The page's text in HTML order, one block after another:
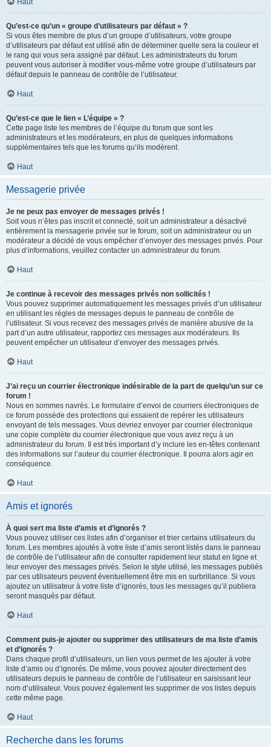
Haut
Qu’est-ce qu’un « groupe d’utilisateurs par défaut » ?
Si vous êtes membre de plus d’un groupe d’utilisateurs, votre groupe
d’utilisateurs par défaut est utilisé afin de déterminer quelle sera la couleur et
le rang qui vous sera assigné par défaut. Les administrateurs du forum
peuvent vous autoriser à modifier vous-même votre groupe d’utilisateurs par
défaut depuis le panneau de contrôle de l’utilisateur.
Haut
Qu’est-ce que le lien « L’équipe » ?
Cette page liste les membres de l’équipe du forum que sont les
administrateurs et les modérateurs, en plus de quelques informations
supplémentaires tels que les forums qu’ils modèrent.
Haut
Messagerie privée
Je ne peux pas envoyer de messages privés !
Soit vous n’êtes pas inscrit et connecté, soit un administrateur a désactivé
entièrement la messagerie privée sur le forum, soit un administrateur ou un
modérateur a décidé de vous empêcher d’envoyer des messages privés. Pour
plus d’informations, veuillez contacter un administrateur du forum.
Haut
Je continue à recevoir des messages privés non sollicités !
Vous pouvez supprimer automatiquement les messages privés d’un utilisateur
en utilisant les règles de messages depuis le panneau de contrôle de
l’utilisateur. Si vous recevez des messages privés de manière abusive de la
part d’un autre utilisateur, rapportez ces messages aux modérateurs. Ils
peuvent empêcher un utilisateur d’envoyer des messages privés.
Haut
J’ai reçu un courrier électronique indésirable de la part de quelqu’un sur ce
forum !
Nous en sommes navrés. Le formulaire d’envoi de courriers électroniques de
ce forum possède des protections qui essaient de repérer les utilisateurs
envoyant de tels messages. Vous devriez envoyer par courrier électronique
une copie complète du courrier électronique que vous avez reçu à un
administrateur du forum. Il est très important d’y inclure les en-têtes contenant
des informations sur l’auteur du courrier électronique. Il pourra alors agir en
conséquence.
Haut
Amis et ignorés
À quoi sert ma liste d’amis et d’ignorés ?
Vous pouvez utiliser ces listes afin d’organiser et trier certains utilisateurs du
forum. Les membres ajoutés à votre liste d’amis seront listés dans le panneau
de contrôle de l’utilisateur afin de consulter rapidement leur statut en ligne et
leur envoyer des messages privés. Selon le style utilisé, les messages publiés
par ces utilisateurs peuvent éventuellement être mis en surbrillance. Si vous
ajoutez un utilisateur à votre liste d’ignorés, tous les messages qu’il publiera
seront masqués par défaut.
Haut
Comment puis-je ajouter ou supprimer des utilisateurs de ma liste d’amis
et d’ignorés ?
Dans chaque profil d’utilisateurs, un lien vous permet de les ajouter à votre
liste d’amis ou d’ignorés. De même, vous pouvez ajouter directement des
utilisateurs depuis le panneau de contrôle de l’utilisateur en saisissant leur
nom d’utilisateur. Vous pouvez également les supprimer de vos listes depuis
cette même page.
Haut
Recherche dans les forums